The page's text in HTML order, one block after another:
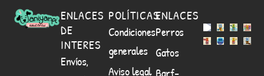
ENLACES
DE
INTERES
Envíos,
POLÍTICAS
Condiciones
generales
Aviso legal
ENLACES
Perros
Gatos